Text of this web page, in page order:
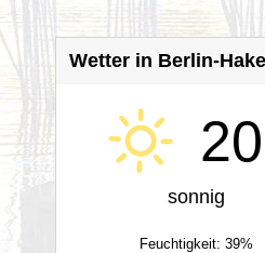
Wetter in Berlin-
sonnig
Feuchtigkeit: 39%